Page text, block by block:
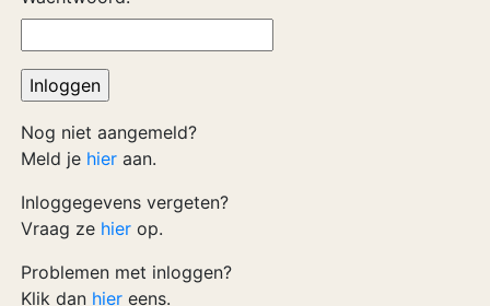
Nog niet aangemeld?
Meld je hier aan.
Inloggegevens vergeten?
Vraag ze hier op.
Problemen met inloggen?
Klik dan hier eens.